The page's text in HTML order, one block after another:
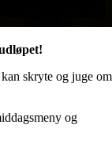
skryte og juge om
og